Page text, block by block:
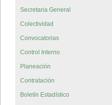
Secretaria General
Colectividad
Convocatorias
Control Interno
Planeación
Contratación
Boletín Estadístico